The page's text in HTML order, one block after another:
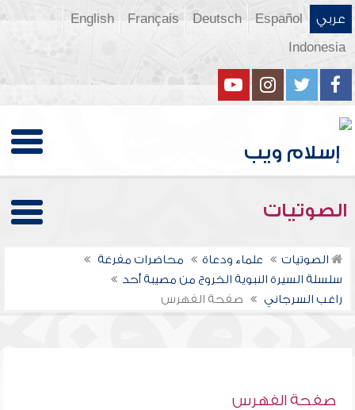
عربي Español
Deutsch
Français
English
Indonesia
الصوتيات
الصوتيات علماء ودعاة
محاضرات مفرغة
سلسلة السيرة النبوية الخروج من مصيبة أحد
راغب السرجاني
صفحة الفهرس
صفحة الفهرس